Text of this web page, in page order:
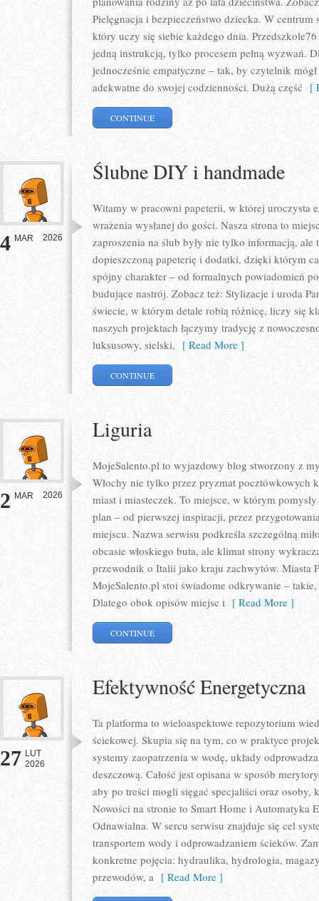
Pielęgnacja i bezpieczeństwo dziecka. W
który uczy się siebie każdego dnia.
jedną instrukcją, tylko procesem pełną wyzwań.
jednocześnie empatyczne – tak, by czytelnik
adekwatne do swojej codzienności. Dużą część [
CONTINUE
4 MAR 2026
Ślubne DIY i handmade
Witamy w pracowni papeterii, w której uroczysta
wrażenia wysłanej do gości. Nasza strona to
zaproszenia na ślub były nie tylko informacją,
dopieszczoną papeterię i dodatki, dzięki którym
spójny charakter – od formalnych powiadomień
budujące nastrój. Zobacz też: Stylizacje i uroda
świecie, w którym detale robią różnicę, liczy się
naszych projektach łączymy tradycję z
luksusowy, sielski, [ Read More ]
CONTINUE
2 MAR 2026
Liguria
MojeSalento.pl to wyjazdowy blog stworzony z
Włochy nie tylko przez pryzmat pocztówkowych
miast i miasteczek. To miejsce, w którym
plan – od pierwszej inspiracji, przez
miejscu. Nazwa serwisu podkreśla szczególną
obcasie włoskiego buta, ale klimat strony
przewodnik o Italii jako kraju zachwytów. Miasta
MojeSalento.pl stoi świadome odkrywanie –
Dlatego obok opisów miejsc i [ Read More ]
CONTINUE
27 LUT
2026
Efektywność Energetyczna
Ta platforma to wieloaspektowe repozytorium
ściekowej. Skupia się na tym, co w praktyce
systemy zaopatrzenia w wodę, układy
deszczową. Całość jest opisana w sposób
aby po treści mogli sięgać specjaliści oraz osoby,
Nowości na stronie to Smart Home i Automatyka
Odnawialna. W sercu serwisu znajduje się cel
transportem wody i odprowadzaniem ścieków.
konkretne pojęcia: hydraulika, hydrologia,
przewodów, a [ Read More ]